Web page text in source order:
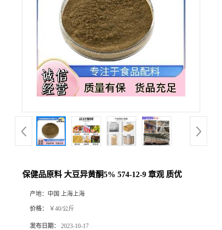
保健品原料 大豆异黄酮5% 574-12-9 章观 质优
产地： 中国 上海上海
价格： ￥40/公斤
发布日期： 2023-10-17